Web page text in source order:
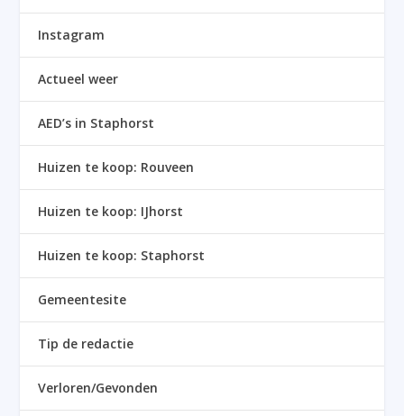
Instagram
Actueel weer
AED’s in Staphorst
Huizen te koop: Rouveen
Huizen te koop: IJhorst
Huizen te koop: Staphorst
Gemeentesite
Tip de redactie
Verloren/Gevonden